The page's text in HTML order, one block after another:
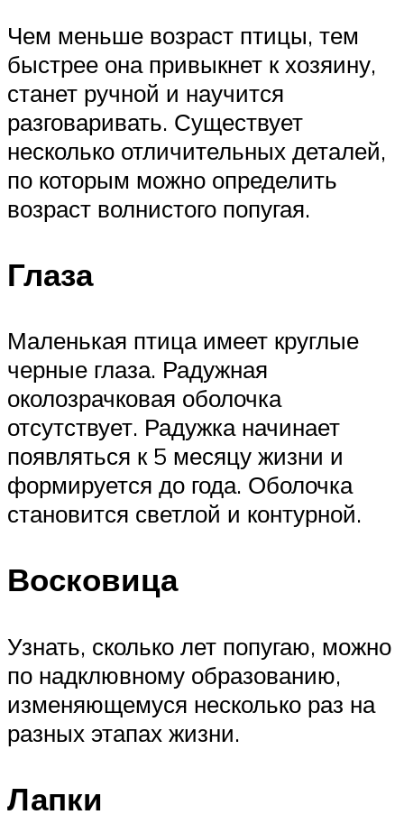
Чем меньше возраст птицы, тем
быстрее она привыкнет к хозяину,
станет ручной и научится
разговаривать. Существует
несколько отличительных деталей,
по которым можно определить
возраст волнистого попугая.
Глаза
Маленькая птица имеет круглые
черные глаза. Радужная
околозрачковая оболочка
отсутствует. Радужка начинает
появляться к 5 месяцу жизни и
формируется до года. Оболочка
становится светлой и контурной.
Восковица
Узнать, сколько лет попугаю, можно
по надклювному образованию,
изменяющемуся несколько раз на
разных этапах жизни.
Лапки